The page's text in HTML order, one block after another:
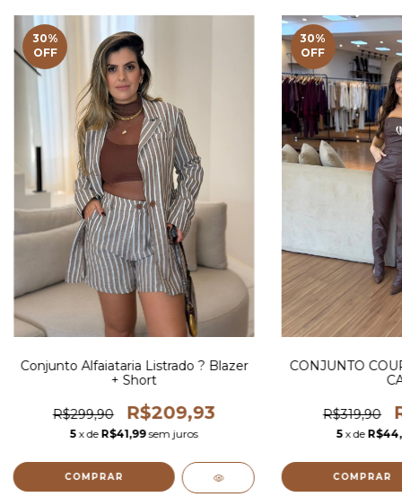
30%
OFF
Conjunto Alfaiataria Listrado ? Blazer
+ Short
R$299,90 R$209,93
5 x de R$41,99 sem juros
COMPRAR
30%
OFF
CONJUNTO
R$319,90
5 x de
COMPRAR